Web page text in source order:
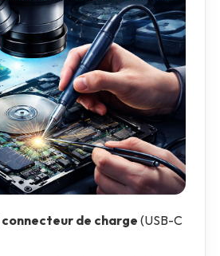
connecteur de charge (USB-C